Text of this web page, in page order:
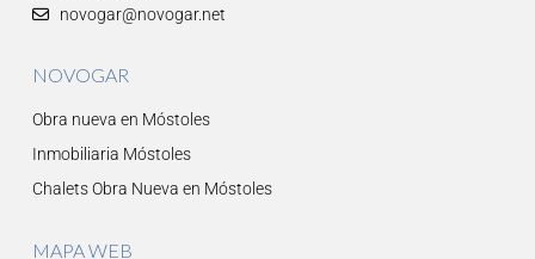
novogar@novogar.net
NOVOGAR
Obra nueva en Móstoles
Inmobiliaria Móstoles
Chalets Obra Nueva en Móstoles
MAPA WEB